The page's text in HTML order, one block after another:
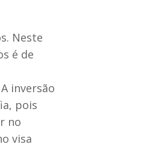
Neste
é de
inversão
pois
no
visa